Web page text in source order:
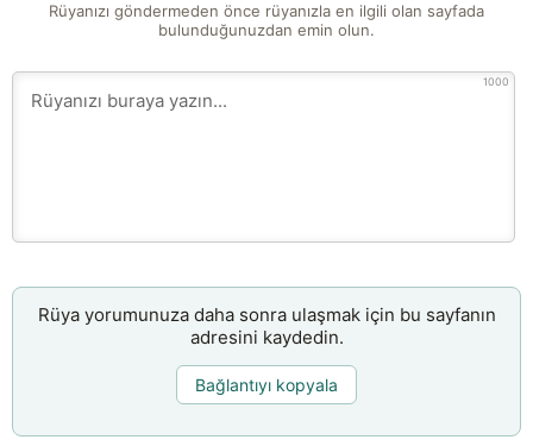
Rüyanızı göndermeden önce rüyanızla en ilgili olan sayfada
bulunduğunuzdan emin olun.
1000
Rüya yorumunuza daha sonra ulaşmak için bu sayfanın
adresini kaydedin.
Bağlantıyı kopyala